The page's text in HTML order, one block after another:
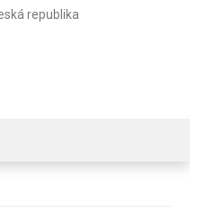
republika